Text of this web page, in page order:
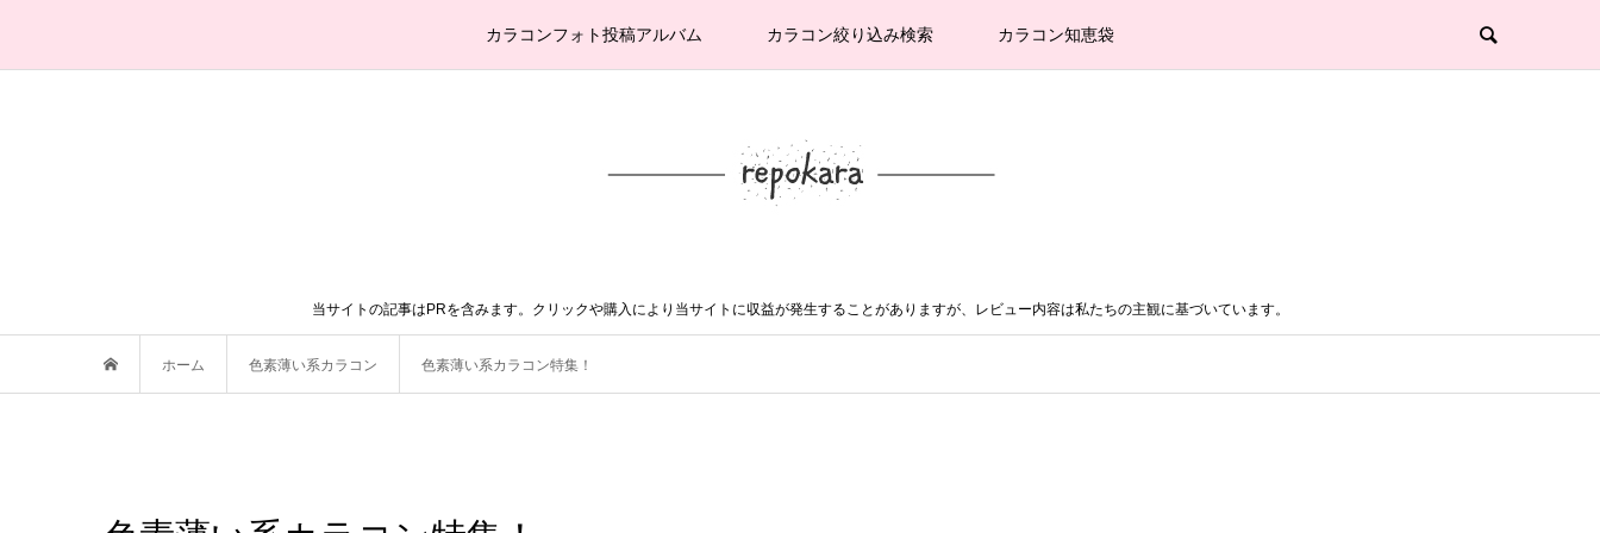
カラコンフォト投稿アルバム カラコン絞り込み検索 カラコン知恵袋
当サイトの記事はPRを含みます。クリックや購入により当サイトに収益が発生することがありますが、レビュー内容は私たちの主観に基づいています。
ホーム 色素薄い系カラコン 色素薄い系カラコン特集！